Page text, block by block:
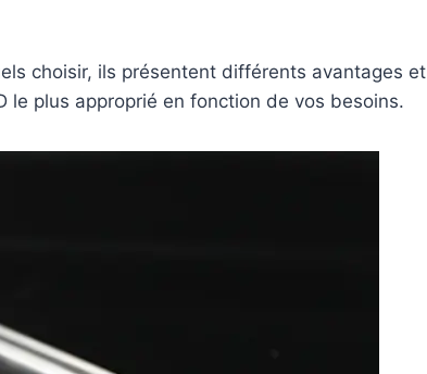
choisir, ils présentent différents avantages et
le plus approprié en fonction de vos besoins.